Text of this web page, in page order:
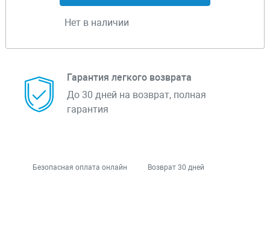
Нет в наличии
Гарантия легкого возврата
До 30 дней на возврат, полная
гарантия
Безопасная оплата онлайн Возврат 30 дней